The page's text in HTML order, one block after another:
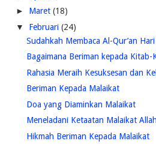
► Maret (18)
▼ Februari (24)
Sudahkah Membaca Al-Qur’an
Bagaimana Beriman kepada
Rahasia Meraih Kesuksesan dan
Beriman Kepada Malaikat
Doa yang Diaminkan Malaikat
Meneladani Ketaatan Malaikat
Hikmah Beriman Kepada Malaikat